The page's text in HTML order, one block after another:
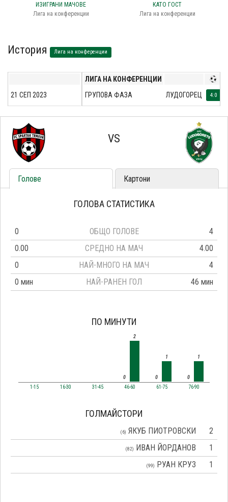
ИЗИГРАНИ МАЧОВЕ
Лига на конференции
КАТО ГОСТ
Лига на конференции
История Лига на конференции
ЛИГА НА КОНФЕРЕНЦИИ
ГРУПОВА ФАЗА
ЛУДОГОРЕЦ 4:0
21 СЕП 2023
VS
Голове Картони
ГОЛОВА СТАТИСТИКА
0 ОБЩО ГОЛОВЕ
4
0.00
СРЕДНО НА МАЧ
4.00
0
НАЙ-МНОГО НА МАЧ
4
0 мин
НАЙ-РАНЕН ГОЛ 46 мин
ПО МИНУТИ
1-15 16-30 31-45
0
2
46-60
0
1
61-75
0
1
76-90
ГОЛМАЙСТОРИ
(6) ЯКУБ ПИОТРОВСКИ 2
(82) ИВАН ЙОРДАНОВ 1
(99) РУАН КРУЗ 1